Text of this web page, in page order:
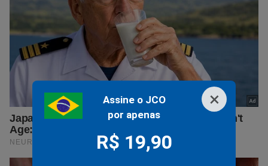
×
Assine o JCO
por apenas
R$ 19,90